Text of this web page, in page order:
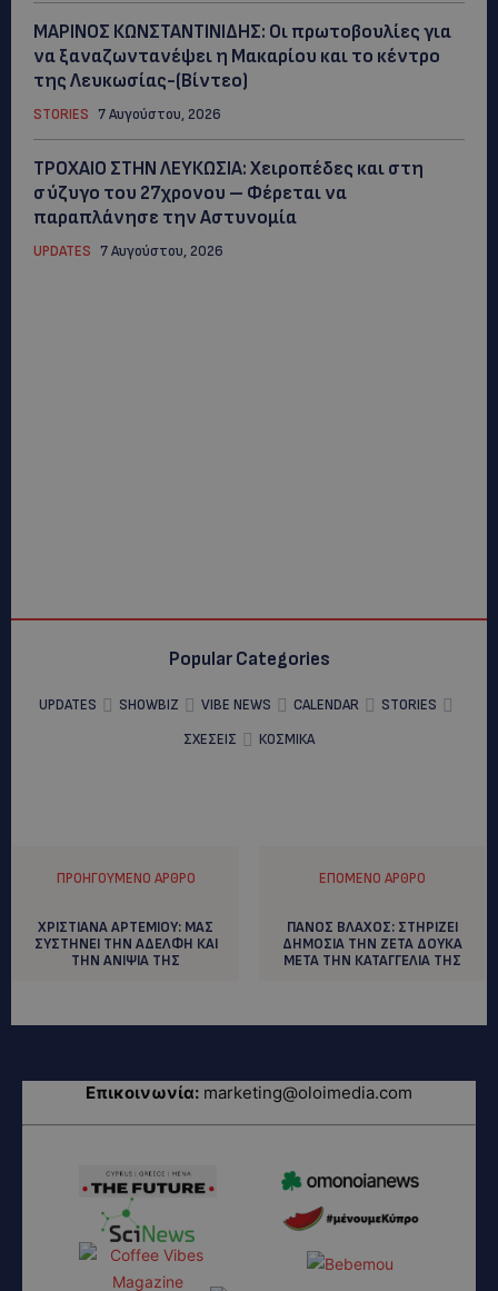
ΜΑΡΙΝΟΣ ΚΩΝΣΤΑΝΤΙΝΙΔΗΣ: Οι πρωτοβουλίες για
να ξαναζωντανέψει η Μακαρίου και το κέντρο
της Λευκωσίας-(Βίντεο)
STORIES 7 Αυγούστου, 2026
ΤΡΟΧΑΙΟ ΣΤΗΝ ΛΕΥΚΩΣΙΑ: Χειροπέδες και στη
σύζυγο του 27χρονου – Φέρεται να
παραπλάνησε την Αστυνομία
UPDATES 7 Αυγούστου, 2026
Popular Categories
UPDATES SHOWBIZ VIBE NEWS CALENDAR
STORIES
ΣΧΕΣΕΙΣ
ΚΟΣΜΙΚΑ
ΠΡΟΗΓΟΎΜΕΝΟ ΆΡΘΡΟ
ΧΡΙΣΤΙΑΝΑ ΑΡΤΕΜΙΟΥ: MAΣ
ΣΥΣΤΗΝΕΙ ΤΗΝ ΑΔΕΛΦΗ ΚΑΙ
ΤΗΝ ΑΝΙΨΙΑ ΤΗΣ
ΕΠΌΜΕΝΟ ΆΡΘΡΟ
ΠΑΝΟΣ ΒΛΑΧΟΣ: ΣΤΗΡΙΖΕΙ
ΔΗΜΟΣΙΑ ΤΗΝ ΖΕΤΑ ΔΟΥΚΑ
ΜΕΤΑ ΤΗΝ ΚΑΤΑΓΓΕΛΙΑ ΤΗΣ
Επικοινωνία: marketing@oloimedia.com